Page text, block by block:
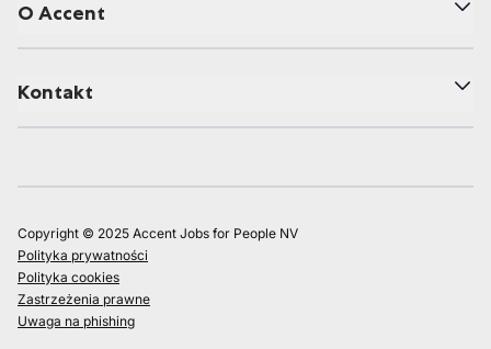
O Accent
Kontakt
Copyright © 2025 Accent Jobs for People NV
Polityka prywatności
Polityka cookies
Zastrzeżenia prawne
Uwaga na phishing